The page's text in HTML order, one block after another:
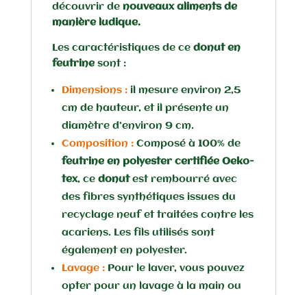
découvrir de nouveaux aliments de
manière ludique.
Les caractéristiques de ce donut en
feutrinesont :
Dimensions :il mesure environ 2,5
cm de hauteur, et il présente un
diamètre d’environ 9 cm.
Composition :Composé à 100% de
feutrine en polyester certifiée Oeko-
tex, ce donutest rembourré avec
des fibres synthétiques issues du
recyclage neuf et traitées contre les
acariens. Les fils utilisés sont
également en polyester.
Lavage :Pour le laver, vous pouvez
opter pour un lavage à la main ou